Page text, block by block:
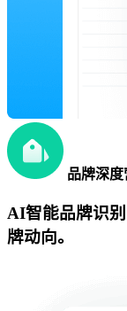
品牌深
AI智能品牌识
牌动向。